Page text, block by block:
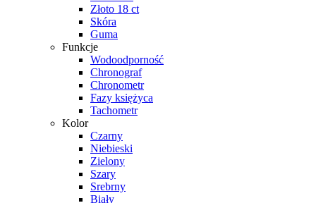
Złoto 18 ct
Skóra
Guma
Funkcje
Wodoodporność
Chronograf
Chronometr
Fazy księżyca
Tachometr
Kolor
Czarny
Niebieski
Zielony
Szary
Srebrny
Biały